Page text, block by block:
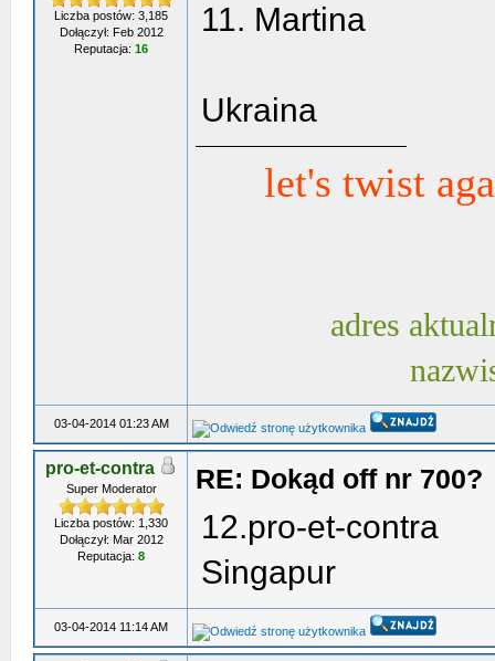
Liczba postów: 3,185
Dołączył: Feb 2012
Reputacja: 16
11. Martina
Ukraina
let's twist
adres
03-04-2014 01:23 AM
pro-et-contra
Super Moderator
Liczba postów: 1,330
Dołączył: Mar 2012
Reputacja: 8
RE: Dokąd off nr 700?
12.pro-et-contra
Singapur
03-04-2014 11:14 AM